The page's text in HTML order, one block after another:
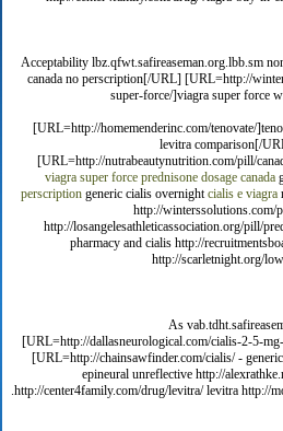
Acceptability lbz.qfwt.safireaseman.org.lbb.sm
canada no perscription[/URL] [URL=http://
super-force/]viagra super force
[URL=http://homemenderinc.com/tenovate/
levitra comparison[/
[URL=http://nutrabeautynutrition.com/pill/
viagra super force prednisone dosage canada
perscriptiongeneric cialis overnightcialis e viagra
http://winterssolutions.com/
http://losangelesathleticassociation.org/pill/
pharmacy and cialis http://
http://scarletnight.org/
As
[URL=http://dallasneurological.com/cialis-2-5-
[URL=http://chainsawfinder.com/cialis/ -
epineural unreflective http://
http://center4family.com/drug/levitra/ levitra http://